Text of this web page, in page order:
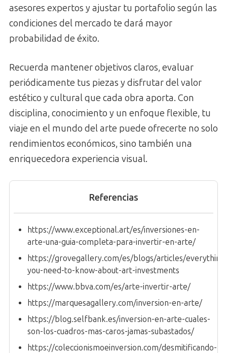
asesores expertos y ajustar tu portafolio según las
condiciones del mercado te dará mayor
probabilidad de éxito.
Recuerda mantener objetivos claros, evaluar
periódicamente tus piezas y disfrutar del valor
estético y cultural que cada obra aporta. Con
disciplina, conocimiento y un enfoque flexible, tu
viaje en el mundo del arte puede ofrecerte no solo
rendimientos económicos, sino también una
enriquecedora experiencia visual.
Referencias
https://www.exceptional.art/es/inversiones-en-
arte-una-guia-completa-para-invertir-en-arte/
https://grovegallery.com/es/blogs/articles/
you-need-to-know-about-art-investments
https://www.bbva.com/es/arte-invertir-arte/
https://marquesagallery.com/inversion-en-arte/
https://blog.selfbank.es/inversion-en-arte-cuales-
son-los-cuadros-mas-caros-jamas-subastados/
https://coleccionismoeinversion.com/desmitificando-